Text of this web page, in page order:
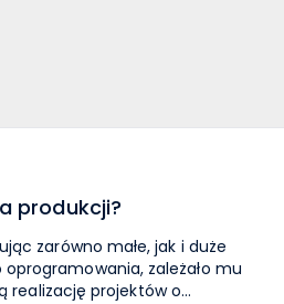
produkcji?
zarówno małe, jak i duże
zależało mu
realizację projektów o